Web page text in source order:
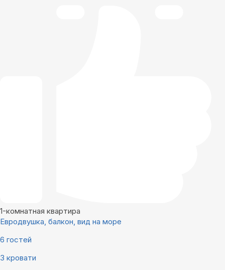
1-комнатная квартира
Евродвушка, балкон, вид на море
6 гостей
3 кровати